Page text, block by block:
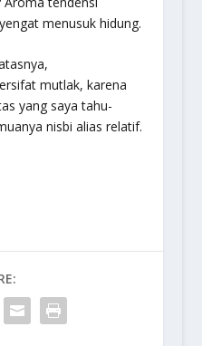
menusuk hidung.
mutlak, karena
yang saya tahu-
nisbi alias relatif.